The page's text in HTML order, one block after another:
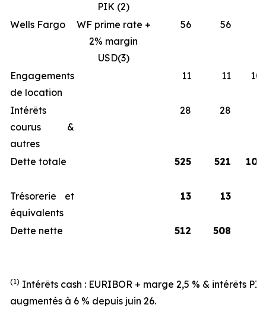
PIK (2)
Wells Fargo
WF prime rate +
2% margin
USD(3)
56 56
Engagements
de location
11 11
Intérêts
courus &
autres
28 28
Dette totale 525 521
Trésorerie et
équivalents
13 13
Dette nette 512 508
(1) Intérêts cash : EURIBOR + marge 2,5 % & intérêts
augmentés à 6 % depuis juin 26.